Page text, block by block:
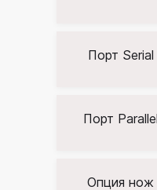
Порт Serial
Порт Parallel
Опция нож